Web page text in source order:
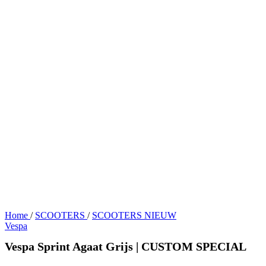
Home / SCOOTERS / SCOOTERS NIEUW
Vespa
Vespa Sprint Agaat Grijs | CUSTOM SPECIAL